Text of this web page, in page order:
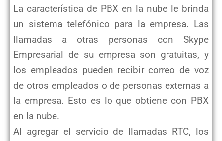
La característica de PBX en la nube le brinda
un sistema telefónico para la empresa. Las
llamadas a otras personas con Skype
Empresarial de su empresa son gratuitas, y
los empleados pueden recibir correo de voz
de otros empleados o de personas externas a
la empresa. Esto es lo que obtiene con PBX
en la nube.
Al agregar el servicio de llamadas RTC, los